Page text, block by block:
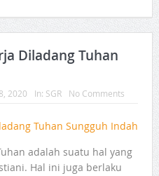
Diladang Tuhan
2020 In: SGR No Comments
adalah suatu hal yang
Hal ini juga berlaku